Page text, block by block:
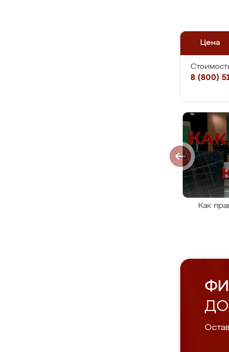
Цена
8 (800)
Как
ДО